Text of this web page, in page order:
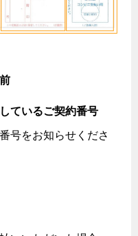
コジョーズ
比較
お知らせ
ショールーム
ているご契約番号
号をお知らせくださ